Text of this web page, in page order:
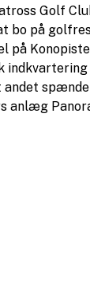
Golf
bo på
på
andet
anlæg